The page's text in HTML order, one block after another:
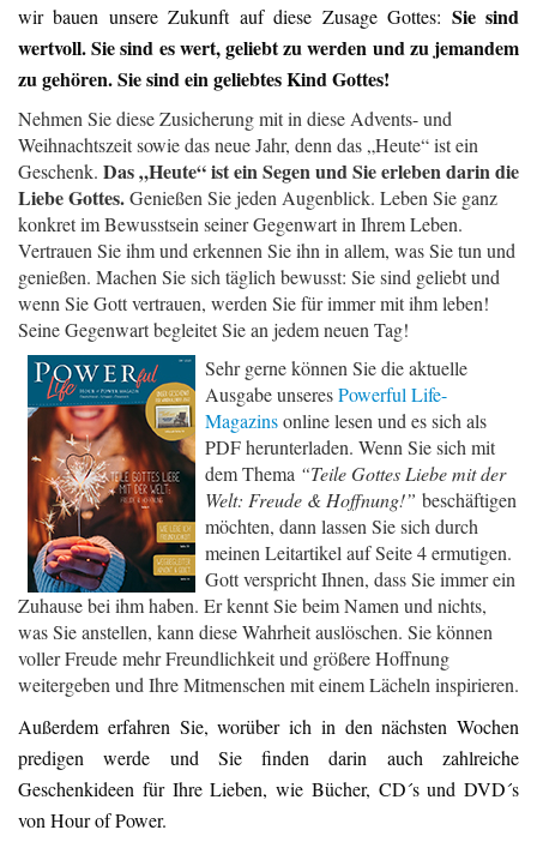
wir bauen unsere Zukunft auf diese Zusage Gottes: Sie sind
wertvoll. Sie sind es wert, geliebt zu werden und zu jemandem
zu gehören. Sie sind ein geliebtes Kind Gottes!
Nehmen Sie diese Zusicherung mit in diese Advents- und
Weihnachtszeit sowie das neue Jahr, denn das „Heute“ ist ein
Geschenk. Das „Heute“ ist ein Segen und Sie erleben darin die
Liebe Gottes.Genießen Sie jeden Augenblick. Leben Sie ganz
konkret im Bewusstsein seiner Gegenwart in Ihrem Leben.
Vertrauen Sie ihm und erkennen Sie ihn in allem, was Sie tun und
genießen. Machen Sie sich täglich bewusst: Sie sind geliebt und
wenn Sie Gott vertrauen, werden Sie für immer mit ihm leben!
Seine Gegenwart begleitet Sie an jedem neuen Tag!
Sehr gerne können Sie die aktuelle
Ausgabe unseresPowerful Life-
Magazinsonline lesen und es sich als
PDF herunterladen. Wenn Sie sich mit
dem Thema “Teile Gottes Liebe mit der
Welt: Freude & Hoffnung!” beschäftigen
möchten, dann lassen Sie sich durch
meinen Leitartikel auf Seite 4 ermutigen.
Gott verspricht Ihnen, dass Sie immer ein
Zuhause bei ihm haben. Er kennt Sie beim Namen und nichts,
was Sie anstellen, kann diese Wahrheit auslöschen. Sie können
voller Freude mehr Freundlichkeit und größere Hoffnung
weitergeben und Ihre Mitmenschen mit einem Lächeln inspirieren.
Außerdem erfahren Sie, worüber ich in den nächsten Wochen
predigen werde und Sie finden darin auch zahlreiche
Geschenkideen für Ihre Lieben, wie Bücher, CD´s und DVD´s
von Hour of Power.